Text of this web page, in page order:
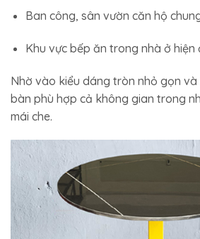
Ban công, sân vườn căn hộ
Khu vực bếp ăn trong nhà ở hiện
Nhờ vào kiểu dáng tròn nhỏ gọn và
bàn phù hợp cả không gian trong
mái che.